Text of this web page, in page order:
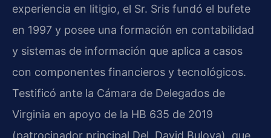
experiencia en litigio, el Sr. Sris fundó el bufete
en 1997 y posee una formación en contabilidad
y sistemas de información que aplica a casos
con componentes financieros y tecnológicos.
Testificó ante la Cámara de Delegados de
Virginia en apoyo de la HB 635 de 2019
(patrocinador principal Del. David Bulova), que